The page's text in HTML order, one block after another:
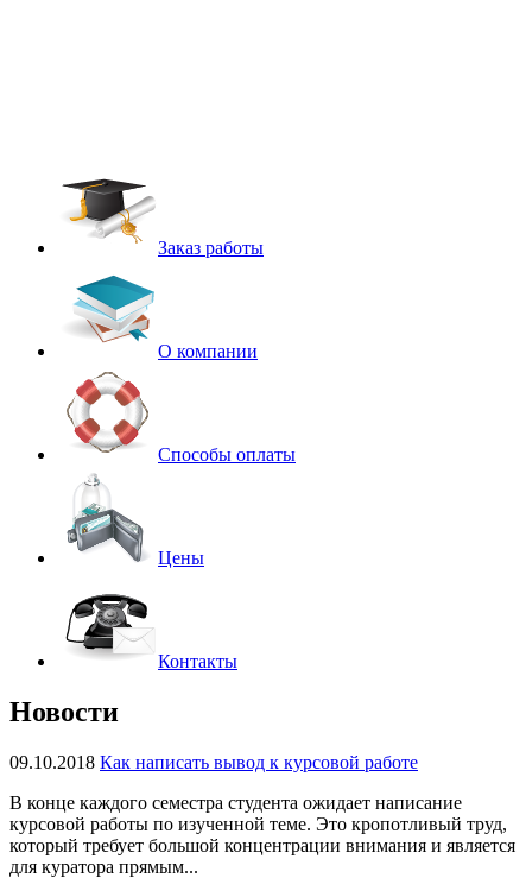
Заказ работы
О компании
Способы оплаты
Цены
Контакты
Новости
09.10.2018 Как написать вывод к курсовой работе
В конце каждого семестра студента ожидает написание
курсовой работы по изученной теме. Это кропотливый труд,
который требует большой концентрации внимания и является
для куратора прямым...